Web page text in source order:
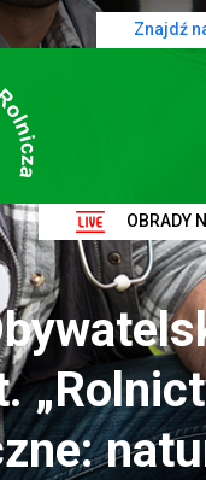
Znajdź
OBRADY